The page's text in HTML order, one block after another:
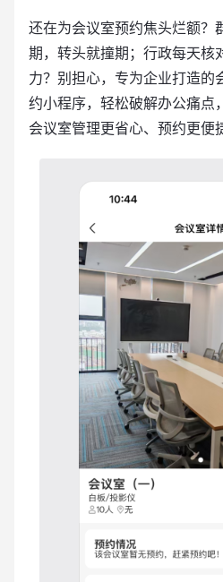
还在为会议室预约焦头烂额？
期，转头就撞期；行政每天核
力？别担心，专为企业打造
约小程序，轻松破解办公痛点
会议室管理更省心、预约更便